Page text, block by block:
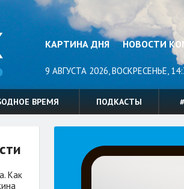
КАРТИНА ДНЯ НОВОСТИ
9 АВГУСТА 2026, ВОСКРЕСЕНЬЕ,
ВРЕМЯ ПОДКАСТЫ
Как